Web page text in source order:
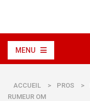
MENU
ACCUEIL > PROS >
RUMEUR OM